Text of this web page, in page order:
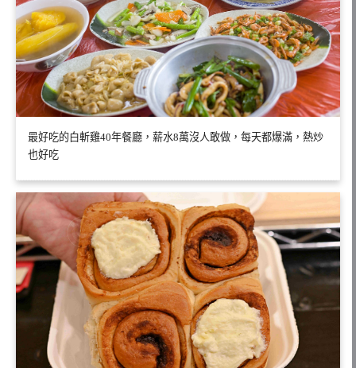
最好吃的白斬雞40年餐廳，薪水8萬沒人敢做，每天都爆滿，熱炒
也好吃